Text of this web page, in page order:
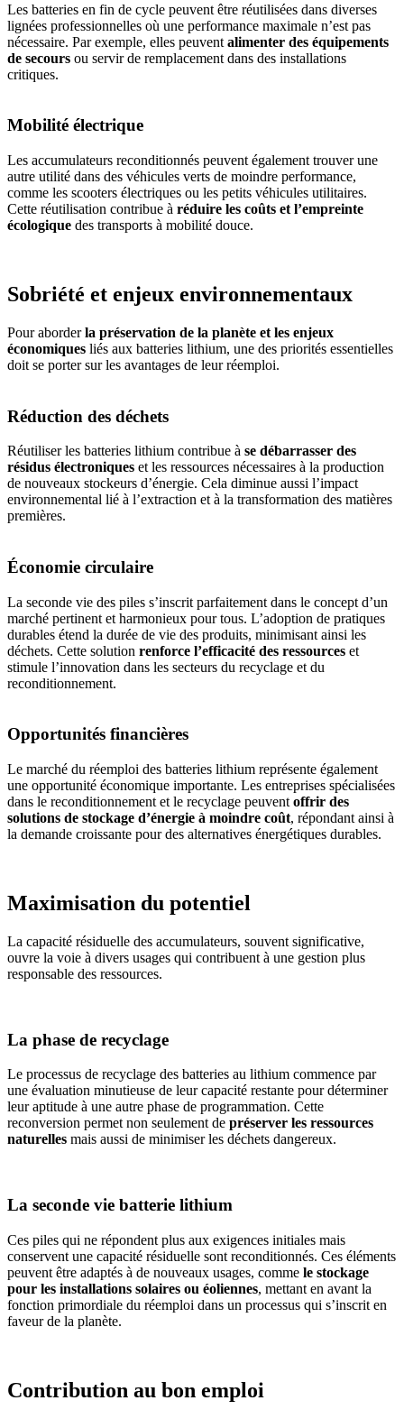
Les batteries en fin de cycle peuvent être réutilisées dans diverses
lignées professionnelles où une performance maximale n’est pas
nécessaire. Par exemple, elles peuvent alimenter des équipements
de secours ou servir de remplacement dans des installations
critiques.
Mobilité électrique
Les accumulateurs reconditionnés peuvent également trouver une
autre utilité dans des véhicules verts de moindre performance,
comme les scooters électriques ou les petits véhicules utilitaires.
Cette réutilisation contribue à réduire les coûts et l’empreinte
écologique des transports à mobilité douce.
Sobriété et enjeux environnementaux
Pour aborderla préservation de la planète et les enjeux
économiques liés aux batteries lithium, une des priorités essentielles
doit se porter sur les avantages de leur réemploi.
Réduction des déchets
Réutiliser les batteries lithium contribue à se débarrasser des
résidus électroniques et les ressources nécessaires à la production
de nouveaux stockeurs d’énergie. Cela diminue aussi l’impact
environnemental lié à l’extraction et à la transformation des matières
premières.
Économie circulaire
La seconde vie des piles s’inscrit parfaitement dans le concept d’un
marché pertinent et harmonieux pour tous. L’adoption de pratiques
durables étend la durée de vie des produits, minimisant ainsi les
déchets. Cette solution renforce l’efficacité des ressources et
stimule l’innovation dans les secteurs du recyclage et du
reconditionnement.
Opportunités financières
Le marché du réemploi des batteries lithium représente également
une opportunité économique importante. Les entreprises spécialisées
dans le reconditionnement et le recyclage peuvent offrir des
solutions de stockage d’énergie à moindre coût, répondant ainsi à
la demande croissante pour des alternatives énergétiques durables.
Maximisation du potentiel
La capacité résiduelle des accumulateurs, souvent significative,
ouvre la voie à divers usages qui contribuent à une gestion plus
responsable des ressources.
La phase de recyclage
Le processus de recyclage des batteries au lithium commence par
une évaluation minutieuse de leur capacité restante pour déterminer
leur aptitude à une autre phase de programmation. Cette
reconversion permet non seulement de préserver les ressources
naturelles mais aussi de minimiser les déchets dangereux.
La seconde vie batterie lithium
Ces piles qui ne répondent plus aux exigences initiales mais
conservent une capacité résiduelle sont reconditionnés. Ces éléments
peuvent être adaptés à de nouveaux usages, comme le stockage
pour les installations solaires ou éoliennes, mettant en avant la
fonction primordiale du réemploi dans un processus qui s’inscrit en
faveur de la planète.
Contribution au bon emploi